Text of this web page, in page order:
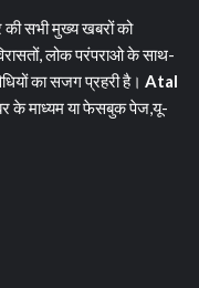
सभी मुख्य खबरों को
लोक परंपराओ के साथ-
का सजग प्रहरी है। Atal
के माध्यम या फेसबुक पेज,यू-